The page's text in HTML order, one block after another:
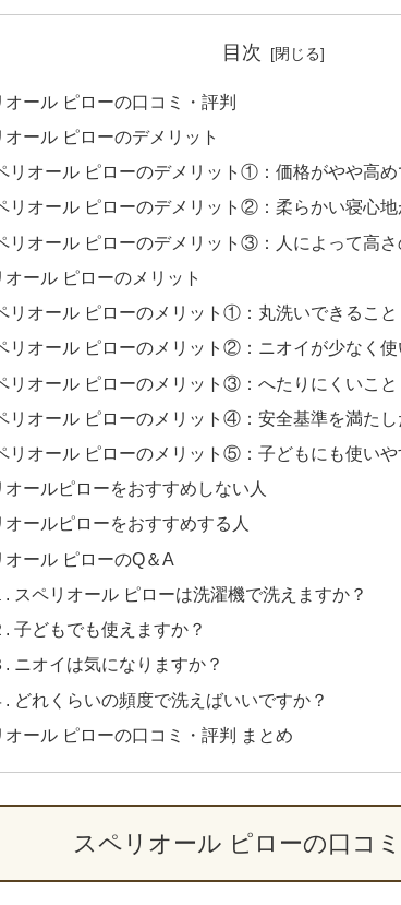
目次
オール ピローの口コミ・評判
オール ピローのデメリット
リオール ピローのデメリット①：価格がやや高め
リオール ピローのデメリット②：柔らかい寝心地
リオール ピローのデメリット③：人によって高
オール ピローのメリット
リオール ピローのメリット①：丸洗いできること
リオール ピローのメリット②：ニオイが少なく使
リオール ピローのメリット③：へたりにくいこと
リオール ピローのメリット④：安全基準を満た
リオール ピローのメリット⑤：子どもにも使いや
オールピローをおすすめしない人
オールピローをおすすめする人
オール ピローのQ＆A
. スペリオール ピローは洗濯機で洗えますか？
. 子どもでも使えますか？
. ニオイは気になりますか？
. どれくらいの頻度で洗えばいいですか？
オール ピローの口コミ・評判 まとめ
スペリオール ピローの口コ